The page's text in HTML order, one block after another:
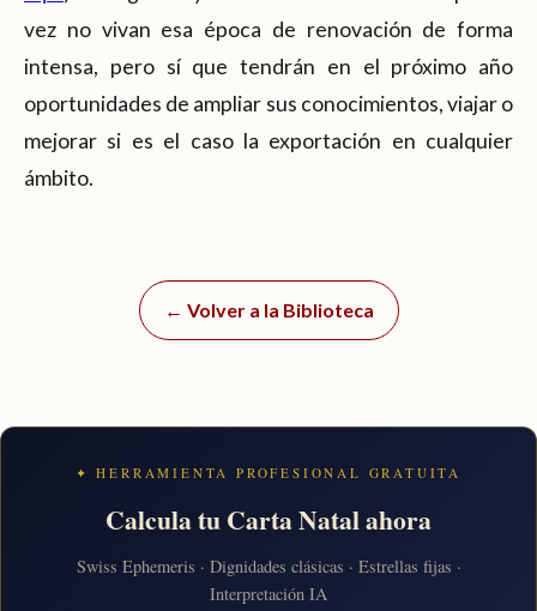
vez no vivan esa época de renovación de forma
intensa, pero sí que tendrán en el próximo año
oportunidades de ampliar sus conocimientos, viajar o
mejorar si es el caso la exportación en cualquier
ámbito.
← Volver a la Biblioteca
✦ HERRAMIENTA PROFESIONAL GRATUITA
Calcula tu Carta Natal ahora
Swiss Ephemeris · Dignidades clásicas · Estrellas fijas ·
Interpretación IA